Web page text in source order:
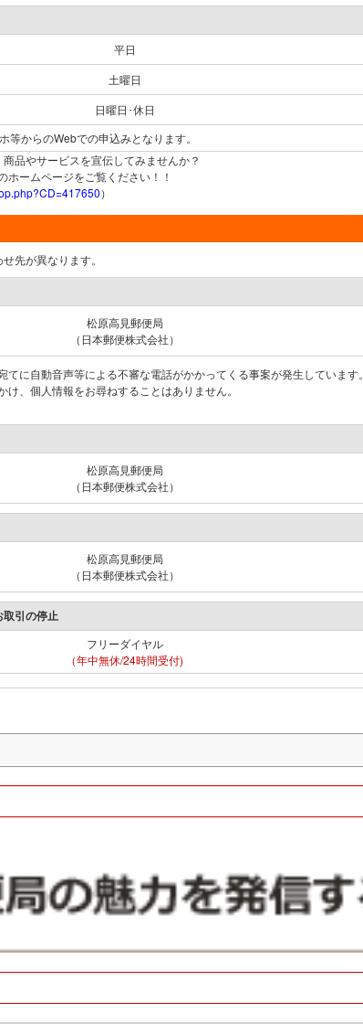
平日
土曜日
日曜日･休日
からのWebでの申込みとなります。
品やサービスを宣伝してみませんか？
ームページをご覧ください！！
）
先が異なります。
松原高見郵便局
（日本郵便株式会社）
てに自動音声等による不審な電話がかかってくる事案が発生しています。
、個人情報をお尋ねすることはありません。
松原高見郵便局
（日本郵便株式会社）
松原高見郵便局
（日本郵便株式会社）
引の停止
フリーダイヤル
（年中無休/24時間受付)